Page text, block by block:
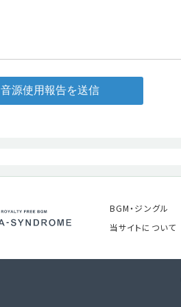
音源使用報告を送信
BGM・ジングル
当サイトについて